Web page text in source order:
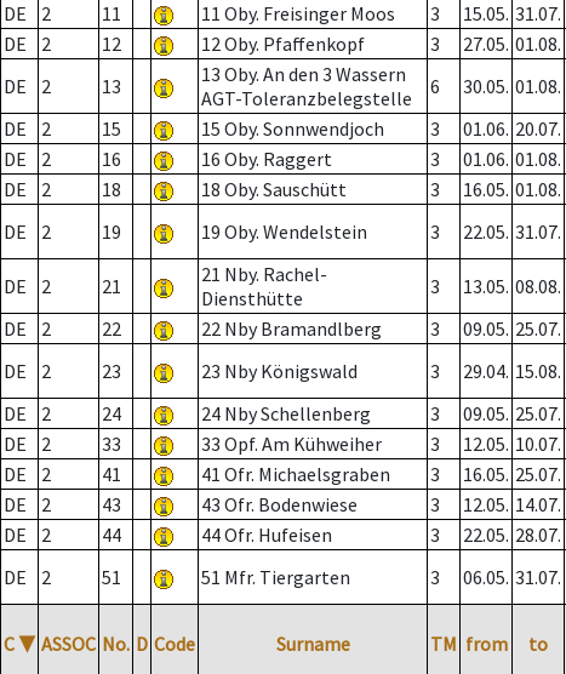
DE
2 11 11 Oby. Freisinger Moos 3 15.05. 31.07.
DE
2 12 12 Oby. Pfaffenkopf 3 27.05. 01.08.
DE
2 13
13 Oby. An den 3 Wassern
AGT-Toleranzbelegstelle
6 30.05. 01.08.
DE
2 15 15 Oby. Sonnwendjoch 3 01.06. 20.07.
DE
2 16 16 Oby. Raggert 3 01.06. 01.08.
DE
2 18 18 Oby. Sauschütt 3 16.05. 01.08.
DE
2 19 19 Oby. Wendelstein 3 22.05. 31.07.
DE 2 21
21 Nby. Rachel-
Diensthütte
3 13.05. 08.08.
DE
2 22 22 Nby Bramandlberg 3 09.05. 25.07.
DE
2 23 23 Nby Königswald 3 29.04. 15.08.
DE
2 24 24 Nby Schellenberg 3 09.05. 25.07.
DE
2 33 33 Opf. Am Kühweiher 3 12.05. 10.07.
DE
2 41 41 Ofr. Michaelsgraben 3 16.05. 25.07.
DE
2 43 43 Ofr. Bodenwiese 3 12.05. 14.07.
DE
2 44 44 Ofr. Hufeisen 3 22.05. 28.07.
DE
2 51 51 Mfr. Tiergarten 3 06.05. 31.07.
C ▼ ASSOC No. D Code Surname TM from to